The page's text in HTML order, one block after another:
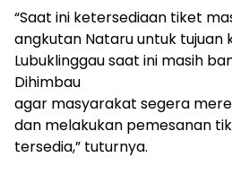
“Saat ini ketersediaan tiket
angkutan Nataru untuk tujuan
Lubuklinggau saat ini masih
Dihimbau
agar masyarakat segera
dan melakukan pemesanan
tersedia,” tuturnya.